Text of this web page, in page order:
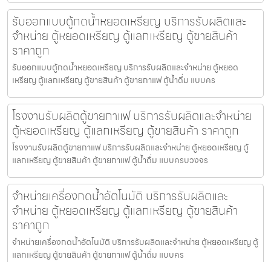
รับออกแบบตู้กดน้ำ​หยอดเหรียญ บริการรับผลิตและ
จำหน่าย ตู้หยอดเหรียญ ตู้แลกเหรียญ ตู้ขายสินค้า
ราคาถูก
รับออกแบบตู้กดน้ำ​หยอดเหรียญ บริการรับผลิตและจำหน่าย ตู้หยอด
เหรียญ ตู้แลกเหรียญ ตู้ขายสินค้า ตู้ขายกาแฟ ตู้น้ำดื่ม แบบคร
โรงงานรับผลิตตู้ขายกาแฟ บริการรับผลิตและจำหน่าย
ตู้หยอดเหรียญ ตู้แลกเหรียญ ตู้ขายสินค้า ราคาถูก
โรงงานรับผลิตตู้ขายกาแฟ บริการรับผลิตและจำหน่าย ตู้หยอดเหรียญ ตู้
แลกเหรียญ ตู้ขายสินค้า ตู้ขายกาแฟ ตู้น้ำดื่ม แบบครบวงจร
จำหน่ายเครื่องกดน้ำอัตโนมัติ บริการรับผลิตและ
จำหน่าย ตู้หยอดเหรียญ ตู้แลกเหรียญ ตู้ขายสินค้า
ราคาถูก
จำหน่ายเครื่องกดน้ำอัตโนมัติ บริการรับผลิตและจำหน่าย ตู้หยอดเหรียญ ตู้
แลกเหรียญ ตู้ขายสินค้า ตู้ขายกาแฟ ตู้น้ำดื่ม แบบคร